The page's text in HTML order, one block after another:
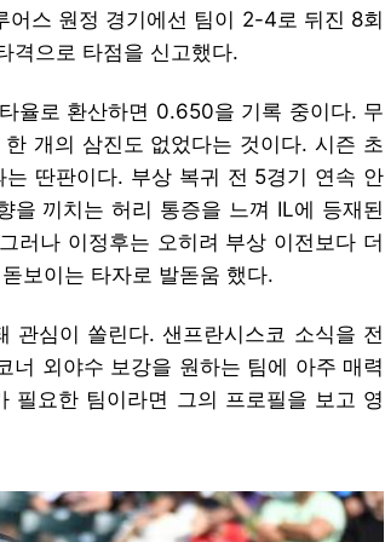
스 원정 경기에선 팀이 2-4로 뒤진 8회
격으로 타점을 신고했다.
율로 환산하면 0.650을 기록 중이다. 무
개의 삼진도 없었다는 것이다. 시즌 초
딴판이다. 부상 복귀 전 5경기 연속 안
을 끼치는 허리 통증을 느껴 IL에 등재된
러나 이정후는 오히려 부상 이전보다 더
보이는 타자로 발돋움 했다.
관심이 쏠린다. 샌프란시스코 소식을 전
너 외야수 보강을 원하는 팀에 아주 매력
필요한 팀이라면 그의 프로필을 보고 영